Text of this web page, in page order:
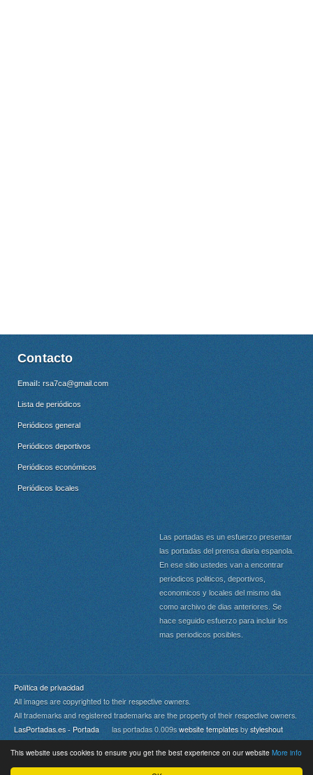
This website uses cookies to ensure you get the best experience on our website More info
Contacto
Email: rsa7ca@gmail.com
Lista de periódicos
Periódicos general
Periódicos deportivos
Periódicos económicos
Periódicos locales
Las portadas es un esfuerzo presentar
las portadas del prensa diaria espanola.
En ese sitio ustedes van a encontrar
periodicos politicos, deportivos,
economicos y locales del mismo dia
como archivo de dias anteriores. Se
hace seguido esfuerzo para incluir los
mas periodicos posibles.
Política de privacidad
All images are copyrighted to their respective owners.
All trademarks and registered trademarks are the property of their respective owners.
LasPortadas.es - Portada las portadas 0.009s website templates bystyleshout